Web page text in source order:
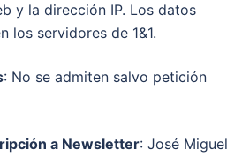
y la dirección IP. Los datos
los servidores de 1&1.
: No se admiten salvo petición
a Newsletter: José Miguel